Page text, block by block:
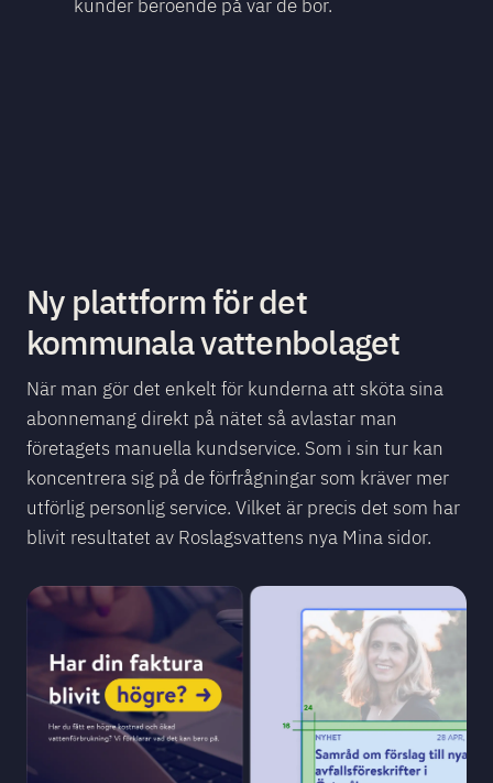
Ny plattform för det
kommunala vattenbolaget
När man gör det enkelt för kunderna att sköta sina
abonnemang direkt på nätet så avlastar man
företagets manuella kundservice. Som i sin tur kan
koncentrera sig på de förfrågningar som kräver mer
utförlig personlig service. Vilket är precis det som har
blivit resultatet av Roslagsvattens nya Mina sidor.